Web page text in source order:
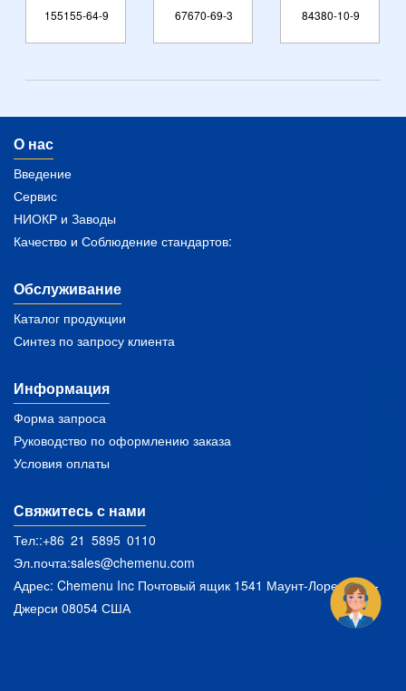
155155-64-9 67670-69-3 84380-10-9
О нас
Введение
Сервис
НИОКР и Заводы
Качество и Соблюдение стандартов:
Обслуживание
Каталог продукции
Синтез по запросу клиента
Информация
Форма запроса
Руководство по оформлению заказа
Условия оплаты
Свяжитесь с нами
Тел::+86 21 5895 0110
Эл.почта:sales@chemenu.com
Адрес: Chemenu Inc Почтовый ящик 1541 Маунт-Лорел Нью-
Джерси 08054 США